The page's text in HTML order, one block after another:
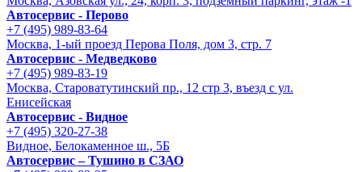
Автосервис - Перово
+7 (495) 989-83-64
Москва, 1-ый проезд Перова Поля, дом 3, стр. 7
Автосервис - Медведково
+7 (495) 989-83-19
Москва, Староватутинский пр., 12 стр 3, въезд с ул.
Енисейская
Автосервис - Видное
+7 (495) 320-27-38
Видное, Белокаменное ш., 5Б
Автосервис – Тушино в СЗАО